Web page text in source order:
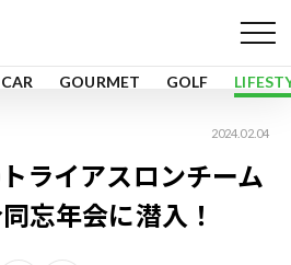
CAR GOURMET GOLF
2024.02.04
ライアスロンチーム
忘年会に潜入！